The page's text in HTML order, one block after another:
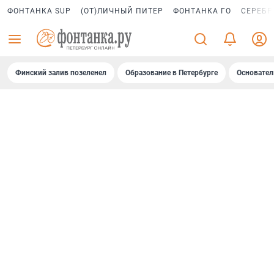
ФОНТАНКА SUP (ОТ)ЛИЧНЫЙ ПИТЕР ФОНТАНКА ГО
Финский залив позеленел Образование в Петербурге